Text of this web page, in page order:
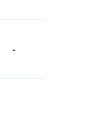
-